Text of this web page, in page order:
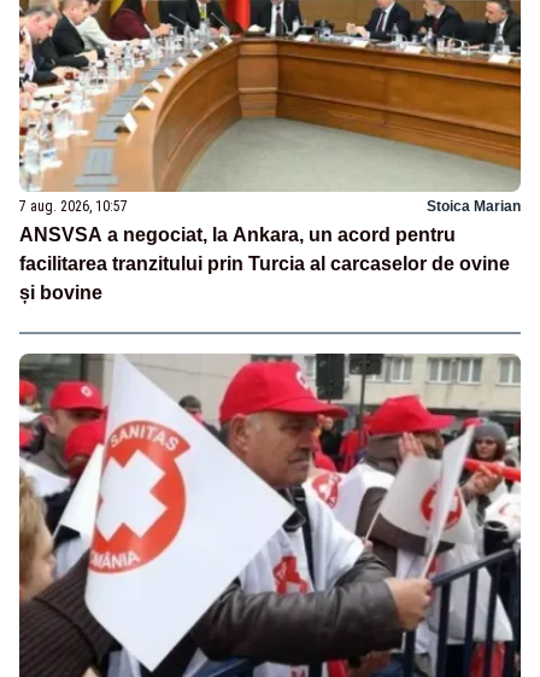
7 aug. 2026, 10:57 Stoica Marian
ANSVSA a negociat, la Ankara, un acord pentru
facilitarea tranzitului prin Turcia al carcaselor de ovine
și bovine